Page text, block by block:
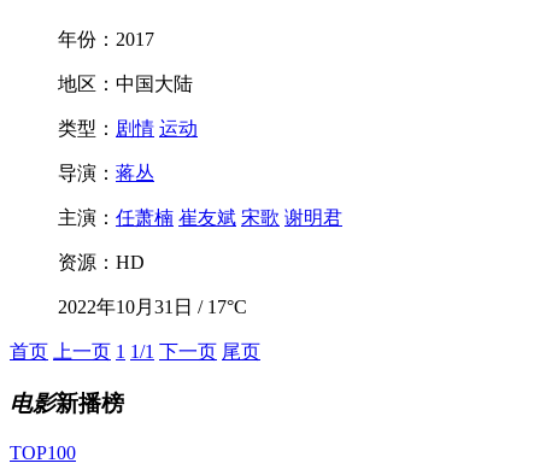
年份：2017
地区：中国大陆
类型： 剧情 运动
导演： 蒋丛
主演： 任萧楠 崔友斌 宋歌 谢明君
资源：HD
2022年10月31日 / 17°C
首页 上一页 1 1/1 下一页 尾页
电影新播榜
TOP100